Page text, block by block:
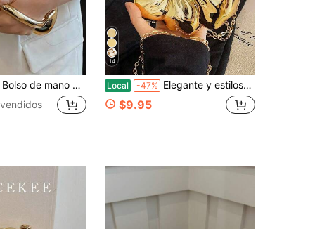
Bolso cruzado de hombro con cadena para fiesta. Monedero compacto y sofisticado con diseño retro de moneda
14
Local -47% Elegante y estiloso clutch decorado con herrajes, bolso de hombro retro, sencillo y popular en color liso, bolso bandolera con cadena para mujer, versátil y muy atractivo para uso diario
$9.95